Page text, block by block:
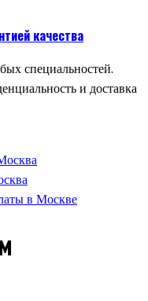
качества
специальностей.
и доставка
в Москве